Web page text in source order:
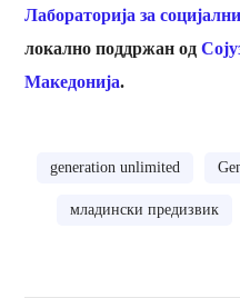
Лабораторија за
локално поддржан од
Македонија.
generation unlimited
младински предизвик